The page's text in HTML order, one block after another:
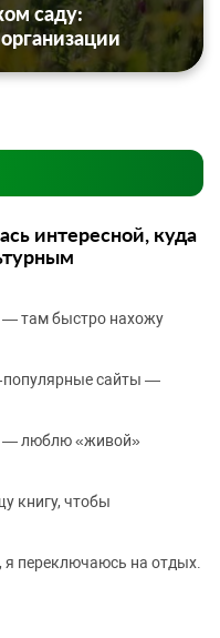
саду:
интересной, куда
— там быстро нахожу
сайты —
— люблю «живой»
книгу, чтобы
переключаюсь на отдых.